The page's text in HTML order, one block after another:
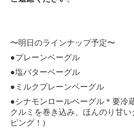
〜明日のラインナップ予定〜
●プレーンベーグル
●塩バターベーグル
●ミルクプレーンベーグル
●シナモンロールベーグル＊要冷
クルミを巻き込み、ほんのり甘
ピング！)